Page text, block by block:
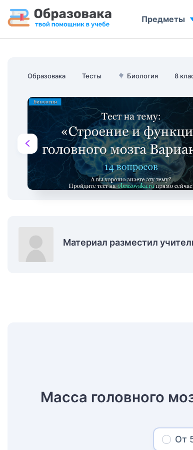
Образовака Тесты 🌳 Биология 8
Материал разместил
Масса головного
От
Предметы